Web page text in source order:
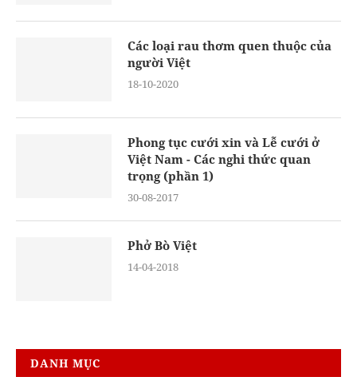
Các loại rau thơm quen thuộc của
người Việt
18-10-2020
Phong tục cưới xin và Lễ cưới ở
Việt Nam - Các nghi thức quan
trọng (phần 1)
30-08-2017
Phở Bò Việt
14-04-2018
DANH MỤC